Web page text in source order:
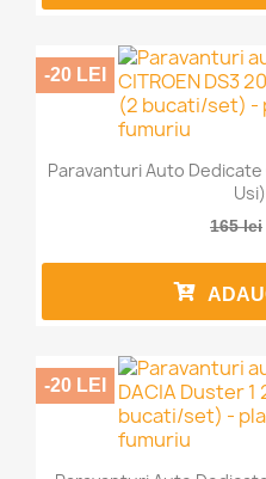
Paravanturi Auto Dedicate
165 lei
-20 LEI
-20 LEI
Intra in cont